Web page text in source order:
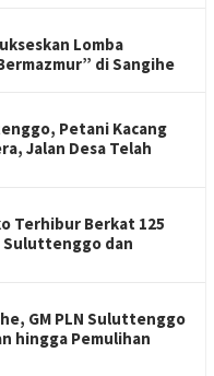
Lomba
di Sangihe
Petani Kacang
Jalan Desa Telah
Terhibur Berkat 125
Suluttenggo dan
GM PLN Suluttenggo
hingga Pemulihan